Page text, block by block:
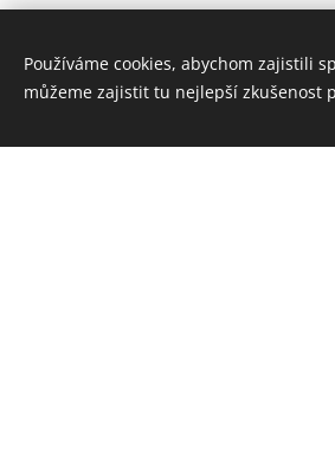
Používáme cookies, abychom zajistili
můžeme zajistit tu nejlepší zkušenost